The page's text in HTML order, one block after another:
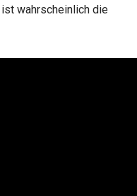
ist wahrscheinlich die